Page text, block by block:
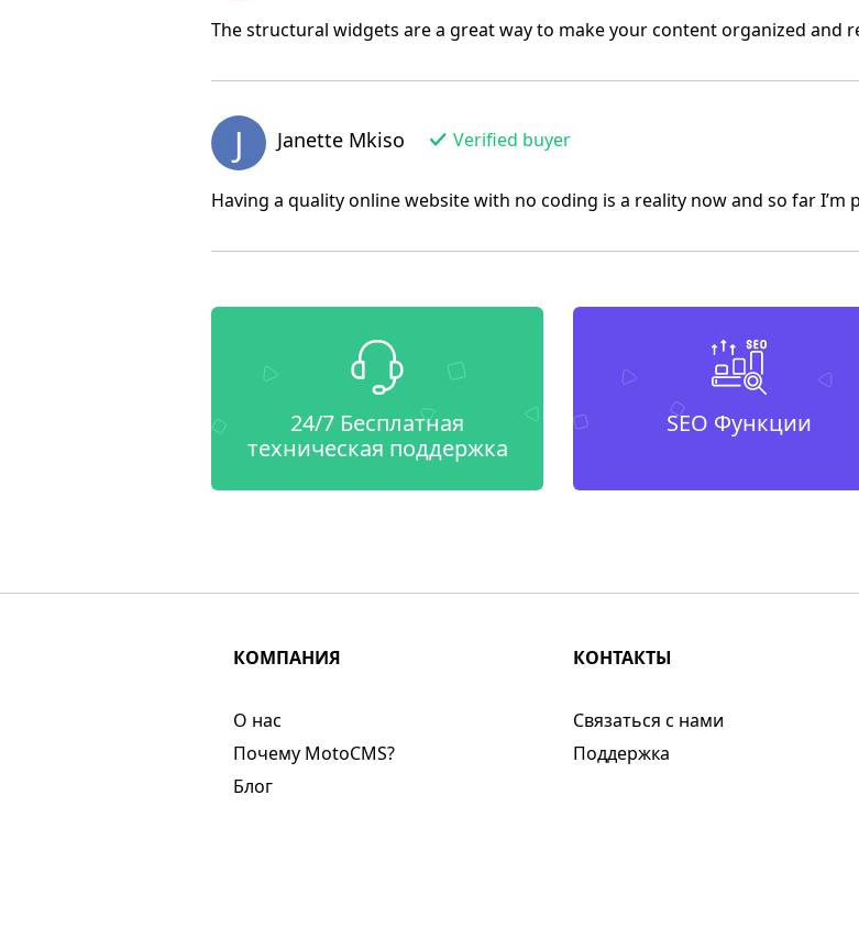
The structural widgets are a great way to make your content organized and
J Janette Mkiso Verified buyer
Having a quality online website with no coding is a reality now and so far I’m
24/7 Бесплатная
техническая поддержка
SEO Функции
КОМПАНИЯ
О нас​
Почему MotoCMS?
Блог
КОНТАКТЫ
Связаться с нами
Поддержка